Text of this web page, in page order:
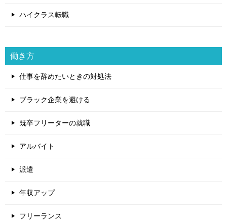
ハイクラス転職
働き方
仕事を辞めたいときの対処法
ブラック企業を避ける
既卒フリーターの就職
アルバイト
派遣
年収アップ
フリーランス